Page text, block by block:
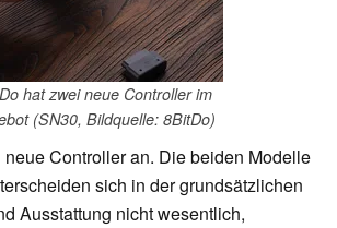
hat zwei neue Controller im
(SN30, Bildquelle: 8BitDo)
Controller an. Die beiden Modelle
sich in der grundsätzlichen
Ausstattung nicht wesentlich,